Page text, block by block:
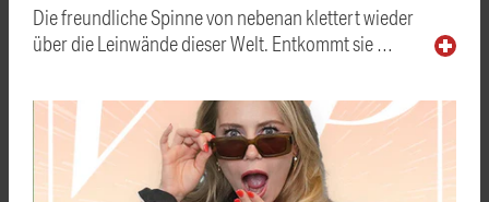
Die freundliche Spinne von nebenan klettert wieder
über die Leinwände dieser Welt. Entkommt sie …